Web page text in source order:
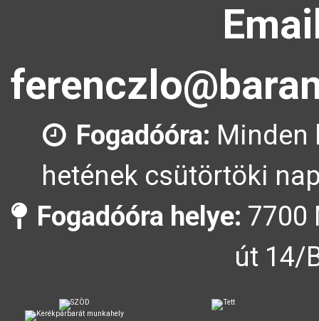
Fogadóóra: Minden
hetének csütörtöki
Fogadóóra helye: 7700
út 14/